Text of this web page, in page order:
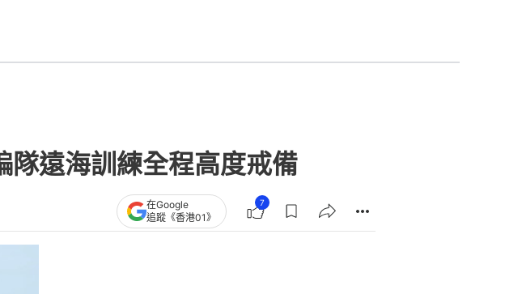
遠海訓練全程高度戒備
在Google
追蹤《香港01》
7